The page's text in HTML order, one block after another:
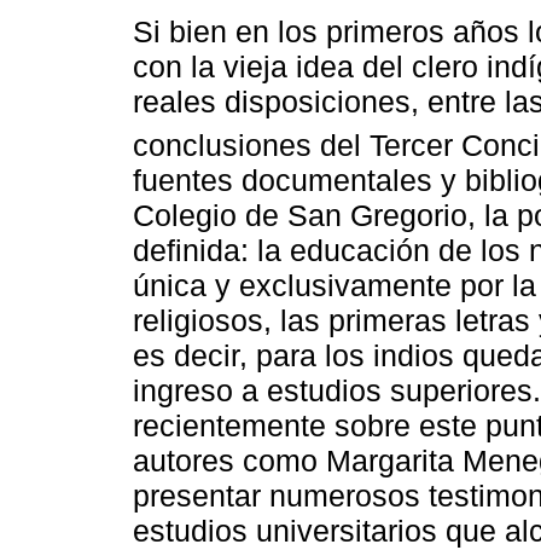
Si bien en los primeros años
con la vieja idea del clero
reales disposiciones, entre
conclusiones del Tercer
fuentes documentales y
Colegio de San Gregorio, la
definida: la educación de los
única y exclusivamente por
religiosos, las primeras
es decir, para los indios
ingreso a estudios
recientemente sobre este
autores como Margarita
presentar numerosos
estudios universitarios que